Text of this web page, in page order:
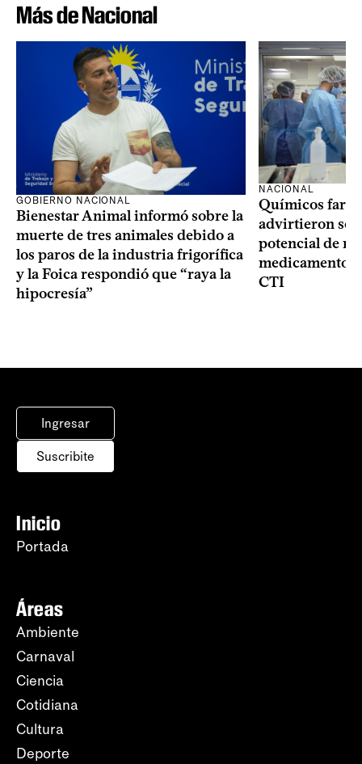
Más de Nacional
GOBIERNO NACIONAL
Bienestar Animal informó sobre la
muerte de tres animales debido a
los paros de la industria frigorífica
y la Foica respondió que “raya la
hipocresía”
NACIONAL
Químicos
advirtieron
potencial de
medicamentos
CTI
Ingresar
Suscribite
Inicio
Portada
Áreas
Ambiente
Carnaval
Ciencia
Cotidiana
Cultura
Deporte